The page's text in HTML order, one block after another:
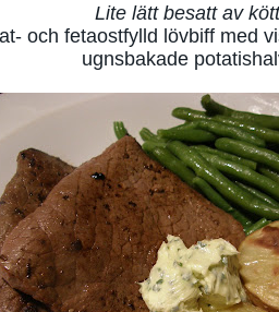
Lite lätt besatt av
och fetaostfylld lövbiff med
ugnsbakade